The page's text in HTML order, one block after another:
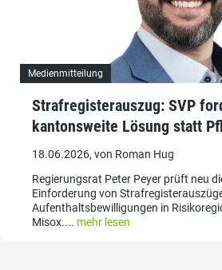
Medienmitteilung
Strafregisterauszug: SVP
kantonsweite Lösung statt
18.06.2026, von Roman Hug
Regierungsrat Peter Peyer prüft neu
Einforderung von
Aufenthaltsbewilligungen in
Misox.... mehr lesen